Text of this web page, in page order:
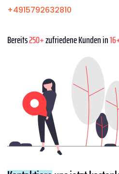
+4915792632810
Bereits250+zufriedene Kunden in